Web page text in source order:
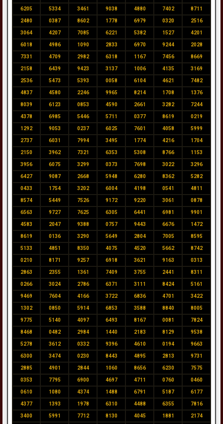
6205 5334 3461 9038 4880 7402 8711
2480 0387 8602 1778 6979 0320 2516
3064 4207 7085 6221 5382 1527 4201
6018 4986 1090 2833 6970 9244 2028
7331 4709 2982 6318 1167 7456 8669
2158 6439 9423 3137 1006 4135 3169
2536 5473 5393 0058 6104 4621 7482
4837 4580 2246 9965 8214 1708 1376
8039 6123 0853 4590 2661 3282 7244
4378 6985 5446 5711 0377 8619 0219
1292 9053 0237 6025 7601 4058 5999
2737 6031 7994 3495 1774 4216 1704
2150 3962 7321 6353 5308 8766 1153
3956 6075 3299 0373 7698 3022 3296
6427 9087 2668 5948 6280 8362 5282
0433 1754 3202 6004 4198 0541 4811
8574 5449 7526 9172 9220 3061 0878
6563 9727 7625 6305 6441 6981 9901
4583 2047 9388 0757 9443 6676 1472
8619 0136 3290 5649 2804 7005 8595
5133 4851 8350 4075 4520 5662 8742
0210 8171 9257 6918 3621 9163 0313
2863 2355 1361 7409 3755 2441 8311
0266 3024 2786 6371 3111 8424 5161
9469 7604 4166 3722 6836 4701 3422
1302 0850 5914 6853 3588 8840 8005
9775 5140 4097 6493 8167 0081 7824
8468 0482 2984 1440 2183 8129 9538
5278 3612 0332 9396 4610 0194 9663
6300 3474 0230 8443 4895 2813 9731
2885 4901 2844 1060 8656 6230 7575
0353 7795 6900 4697 4711 0760 0460
0610 1080 4374 1488 6791 5187 6177
4377 1393 1978 6310 4488 6355 7816
3400 5991 7712 8130 4045 1881 2174